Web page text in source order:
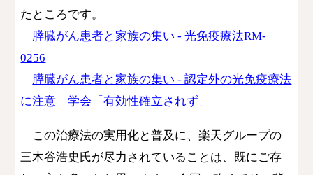
たところです。
膵臓がん患者と家族の集い - 光免疫療法RM-
0256
膵臓がん患者と家族の集い - 認定外の光免疫療法
に注意 学会「有効性確立されず」
この治療法の実用化と普及に、楽天グループの
三木谷浩史氏が尽力されていることは、既にご存